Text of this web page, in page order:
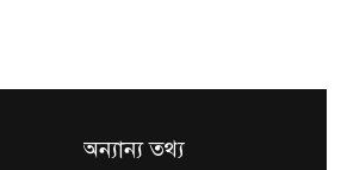
অন্যান্য তথ্য